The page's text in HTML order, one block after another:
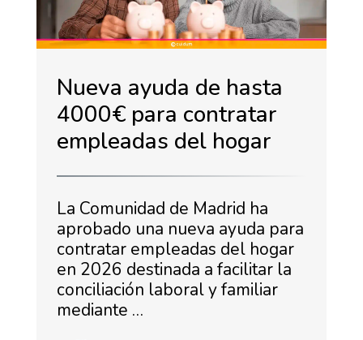
Nueva ayuda de hasta
4000€ para contratar
empleadas del hogar
La Comunidad de Madrid ha
aprobado una nueva ayuda para
contratar empleadas del hogar
en 2026 destinada a facilitar la
conciliación laboral y familiar
mediante …